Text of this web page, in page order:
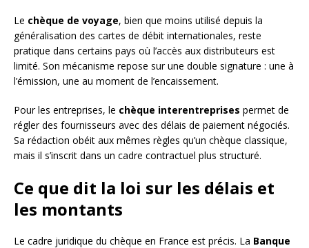
Le chèque de voyage, bien que moins utilisé depuis la
généralisation des cartes de débit internationales, reste
pratique dans certains pays où l’accès aux distributeurs est
limité. Son mécanisme repose sur une double signature : une à
l’émission, une au moment de l’encaissement.
Pour les entreprises, le chèque interentreprises permet de
régler des fournisseurs avec des délais de paiement négociés.
Sa rédaction obéit aux mêmes règles qu’un chèque classique,
mais il s’inscrit dans un cadre contractuel plus structuré.
Ce que dit la loi sur les délais et
les montants
Le cadre juridique du chèque en France est précis. La Banque